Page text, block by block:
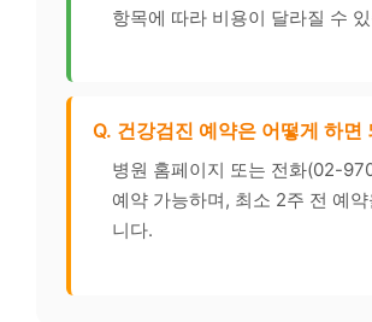
항목에 따라 비용이 달라질 수
Q. 건강검진 예약은 어떻게 하면
병원 홈페이지 또는 전화(02-
예약 가능하며, 최소 2주 전 예
니다.